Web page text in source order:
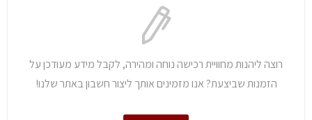
רוצה ליהנות מחוויית רכישה נוחה ומהירה, לקבל מידע מעודכן על
הזמנות שביצעת? אנו מזמינים אותך ליצור חשבון באתר שלנו!